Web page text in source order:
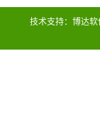
技术支持： 博达软